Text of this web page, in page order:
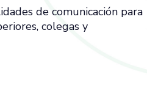
de comunicación para
colegas y